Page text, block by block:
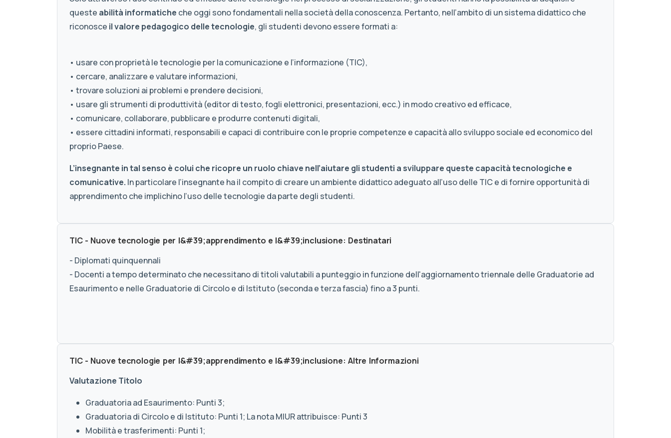
queste abilità informatiche che oggi sono fondamentali nella società della conoscenza. Pertanto, nell’ambito di un sistema didattico che
riconosce il valore pedagogico delle tecnologie, gli studenti devono essere formati a:
• usare con proprietà le tecnologie per la comunicazione e l’informazione (TIC),
• cercare, analizzare e valutare informazioni,
• trovare soluzioni ai problemi e prendere decisioni,
• usare gli strumenti di produttività (editor di testo, fogli elettronici, presentazioni, ecc.) in modo creativo ed efficace,
• comunicare, collaborare, pubblicare e produrre contenuti digitali,
• essere cittadini informati, responsabili e capaci di contribuire con le proprie competenze e capacità allo sviluppo sociale ed economico del
proprio Paese.
L’insegnante in tal senso è colui che ricopre un ruolo chiave nell’aiutare gli studenti a sviluppare queste capacità tecnologiche e
comunicative. In particolare l’insegnante ha il compito di creare un ambiente didattico adeguato all’uso delle TIC e di fornire opportunità di
apprendimento che implichino l’uso delle tecnologie da parte degli studenti.
TIC - Nuove tecnologie per l&#39;apprendimento e l&#39;inclusione: Destinatari
- Diplomati quinquennali
- Docenti a tempo determinato che necessitano di titoli valutabili a punteggio in funzione dell'aggiornamento triennale delle Graduatorie ad
Esaurimento e nelle Graduatorie di Circolo e di Istituto (seconda e terza fascia) fino a 3 punti.
TIC - Nuove tecnologie per l&#39;apprendimento e l&#39;inclusione: Altre Informazioni
Valutazione Titolo
Graduatoria ad Esaurimento: Punti 3;
Graduatoria di Circolo e di Istituto: Punti 1; La nota MIUR attribuisce: Punti 3
Mobilità e trasferimenti: Punti 1;